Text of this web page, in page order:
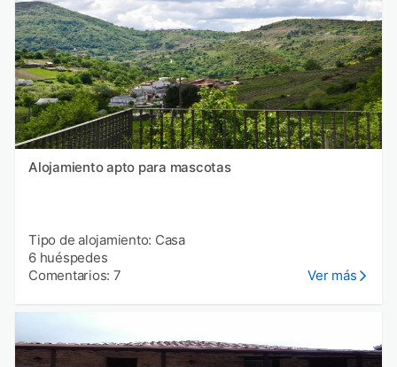
Alojamiento apto para mascotas
Tipo de alojamiento: Casa
6 huéspedes
Comentarios: 7
Ver más